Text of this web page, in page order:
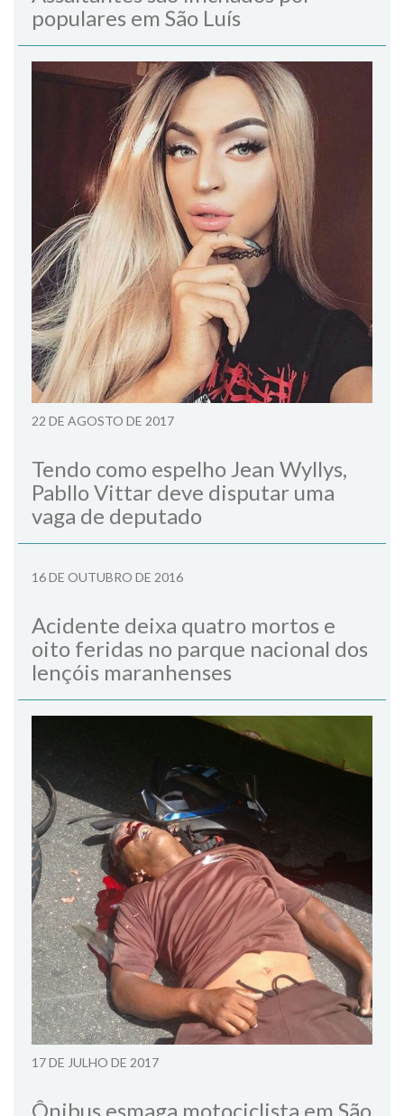
populares em São Luís
22 DE AGOSTO DE 2017
Tendo como espelho Jean Wyllys,
Pabllo Vittar deve disputar uma
vaga de deputado
16 DE OUTUBRO DE 2016
Acidente deixa quatro mortos e
oito feridas no parque nacional dos
lençóis maranhenses
17 DE JULHO DE 2017
Ônibus esmaga motociclista em São